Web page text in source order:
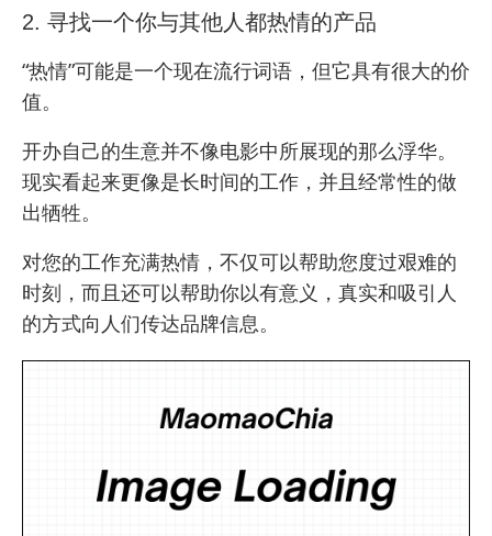
2. 寻找一个你与其他人都热情的产品
“热情”可能是一个现在流行词语，但它具有很大的价
值。
开办自己的生意并不像电影中所展现的那么浮华。
现实看起来更像是长时间的工作，并且经常性的做
出牺牲。
对您的工作充满热情，不仅可以帮助您度过艰难的
时刻，而且还可以帮助你以有意义，真实和吸引人
的方式向人们传达品牌信息。